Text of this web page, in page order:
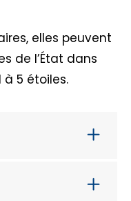
elles peuvent
de l’État dans
5 étoiles.